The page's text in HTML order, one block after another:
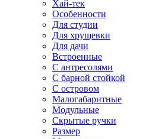
Хай-тек
Особенности
Для студии
Для хрущевки
Для дачи
Встроенные
С антресолями
С барной стойкой
С островом
Малогабаритные
Модульные
Скрытые ручки
Размер